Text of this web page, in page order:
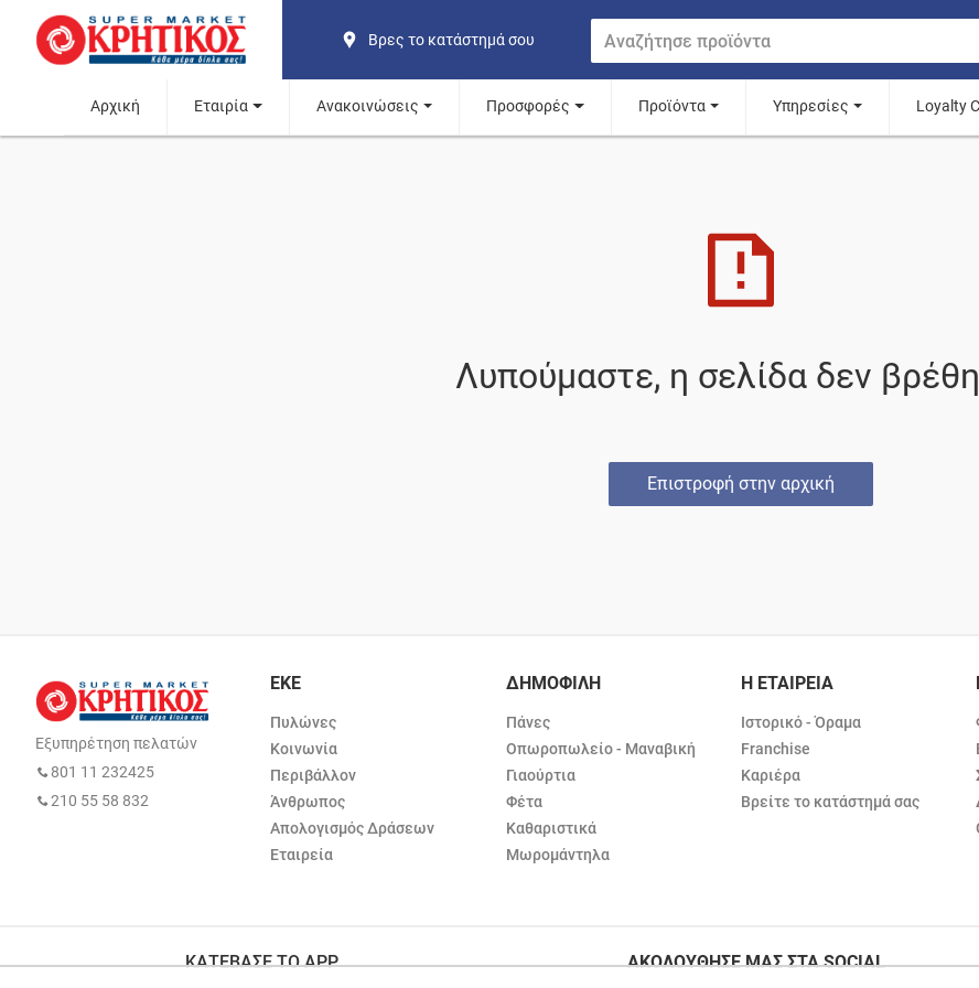
Βρες το κατάστημά σου
Αρχική Εταιρία Ανακοινώσεις Προσφορές Προϊόντα Υπηρεσίες Loyalty
Λυπούμαστε, η σελίδα δεν
Επιστροφή στην αρχική
Εξυπηρέτηση πελατών
801 11 232425
210 55 58 832
ΕΚΕ
Πυλώνες
Κοινωνία
Περιβάλλον
Άνθρωπος
Απολογισμός Δράσεων
Εταιρεία
ΔΗΜΟΦΙΛΗ
Πάνες
Οπωροπωλείο - Μαναβική
Γιαούρτια
Φέτα
Καθαριστικά
Μωρομάντηλα
Η ΕΤΑΙΡΕΙΑ
Ιστορικό - Όραμα
Franchise
Καριέρα
Βρείτε το κατάστημά σας
ΚΑΤΕΒΑΣΕ ΤΟ APP ΑΚΟΛΟΥΘΗΣΕ ΜΑΣ ΣΤΑ SOCIAL